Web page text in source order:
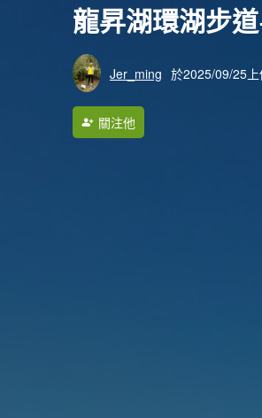
龍昇湖環湖步
Jer_ming 於2025/09/25
關注他